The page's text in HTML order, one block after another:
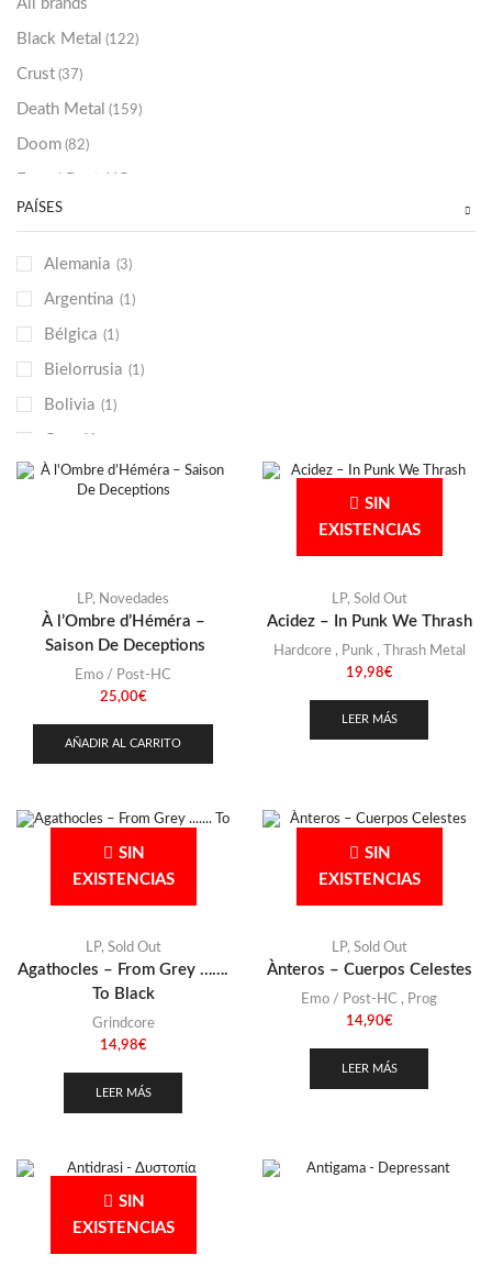
All brands
Black Metal (122)
Crust (37)
Death Metal (159)
Doom (82)
Grindcore
Sludge (35)
(22)
PAÍSES
Alemania (3)
Argentina (1)
Bélgica (1)
Bielorrusia (1)
Bolivia (1)
Canadá
Chile (1)
Finlandia (3)
Francia (4)
Holanda (2)
Malasia (1)
(3)
República Checa (4)
(1)
Singapur (2)
Suecia (7)
LP, Novedades
À l’Ombre d’Héméra –
Saison De Deceptions
Emo / Post-HC
25,00€
AÑADIR AL CARRITO
SIN
EXISTENCIAS
LP, Sold Out
Acidez – In Punk We Thrash
Hardcore, Punk ,
Thrash Metal
19,98€
LEER MÁS
SIN
EXISTENCIAS
LP, Sold Out
Agathocles – From Grey …….
To Black
Grindcore
14,98€
LEER MÁS
SIN
EXISTENCIAS
LP, Sold Out
Ànteros – Cuerpos Celestes
Emo / Post-HC , Prog
14,90€
LEER MÁS
SIN
EXISTENCIAS